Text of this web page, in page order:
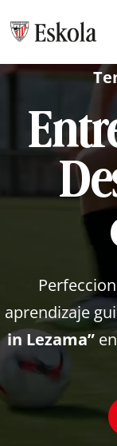
Sesiones
aprendizaje
in Lezama”